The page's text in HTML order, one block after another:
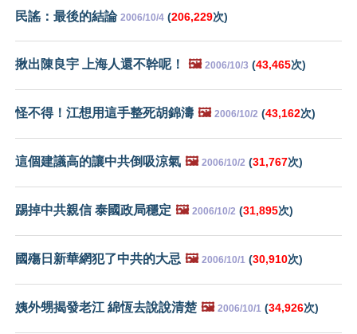
民謠：最後的結論 2006/10/4 (206,229次)
揪出陳良宇 上海人還不幹呢！ 🖼️ 2006/10/3 (43,465次)
怪不得！江想用這手整死胡錦濤 🖼️ 2006/10/2 (43,162次)
這個建議高的讓中共倒吸涼氣 🖼️ 2006/10/2 (31,767次)
踢掉中共親信 泰國政局穩定 🖼️ 2006/10/2 (31,895次)
國殤日新華網犯了中共的大忌 🖼️ 2006/10/1 (30,910次)
姨外甥揭發老江 綿恆去說說清楚 🖼️ 2006/10/1 (34,926次)